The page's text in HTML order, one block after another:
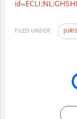
FILED UNDER: